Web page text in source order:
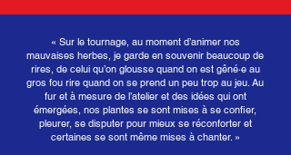
« Sur le tournage, au moment d’animer nos
mauvaises herbes, je garde en souvenir beaucoup de
rires, de celui qu’on glousse quand on est gêné·e au
gros fou rire quand on se prend un peu trop au jeu. Au
fur et à mesure de l’atelier et des idées qui ont
émergées, nos plantes se sont mises à se confier,
pleurer, se disputer pour mieux se réconforter et
certaines se sont même mises à chanter. »